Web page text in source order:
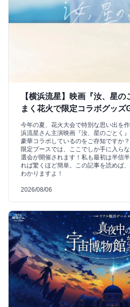
【横浜流星】映画『汝、星
まく花火で限定コラボグッズ
今年の夏、花火大会で特別な思い出を
浜流星さん主演映画『汝、星のごとく
豪華コラボしているのをご存知ですか
限定ブースでは、ここでしか手に入ら
選会が開催されます！私も最初は半信
れば驚くほど簡単。この記事を読めば
わかりますよ！
2026/08/06